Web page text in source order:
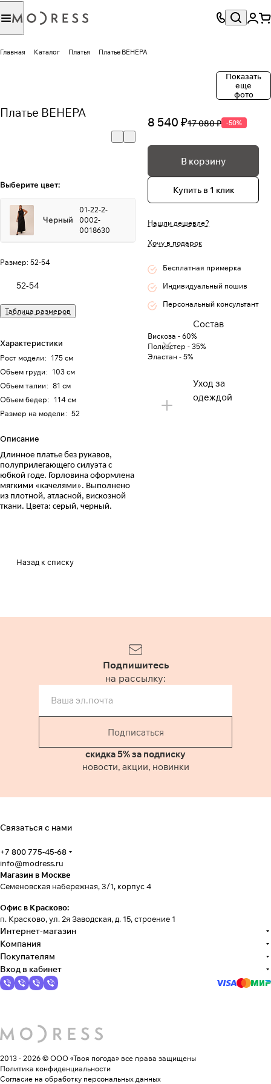
Главная Каталог Платья Платье ВЕНЕРА
Показать
еще
фото
Платье ВЕНЕРА
Выберите цвет:
Черный
01-22-2-
0002-
0018630
Размер: 52-54
52-54
Таблица размеров
Характеристики
Рост модели: 175 см
Объем груди: 103 см
Объем талии: 81 см
Объем бедер: 114 см
Размер на модели: 52
Описание
Длинное платье без рукавов,
полуприлегающего силуэта с
юбкой годе. Горловина оформлена
мягкими «качелями». Выполнено
из плотной, атласной, вискозной
ткани. Цвета: серый, черный.
8 540 ₽17 080 ₽ -50%
В корзину
Купить в 1 клик
Нашли дешевле?
Хочу в подарок
Бесплатная примерка
Индивидуальный пошив
Персональный консультант
Состав
Вискоза - 60%
Полиэстер - 35%
Эластан - 5%
Уход за
одеждой
Назад к списку
Подпишитесь
на рассылку:
Подписаться
скидка 5% за подписку
новости, акции, новинки
Связаться с нами
+7 800 775-45-68
info@modress.ru
Магазин в Москве
Семеновская набережная, 3/1, корпус 4
Офис в Красково:
п. Красково, ул. 2я Заводская, д. 15, строение 1
Интернет-магазин
Компания
Покупателям
Вход в кабинет
2013 - 2026 © ООО «Твоя погода» все права защищены
Политика конфиденциальности
Согласие на обработку персональных данных